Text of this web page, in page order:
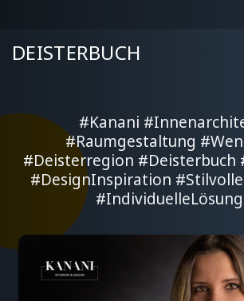
DEISTERBUCH
#Kanani
#Raumgestaltung
#Deisterregion #Deisterbuch
#DesignInspiration